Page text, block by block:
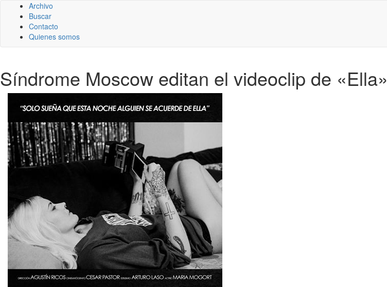
Archivo
Buscar
Contacto
Quienes somos
Síndrome Moscow editan el videoclip de «Ella»